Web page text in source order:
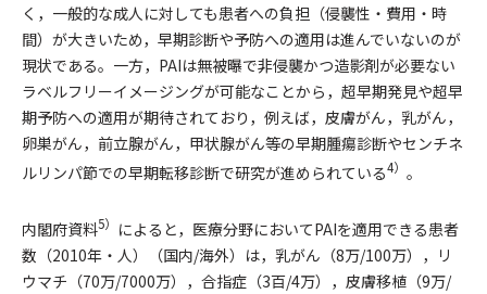
く，一般的な成人に対しても患者への負担（侵襲性・費用・時
間）が大きいため，早期診断や予防への適用は進んでいないのが
現状である。一方，PAIは無被曝で非侵襲かつ造影剤が必要ない
ラベルフリーイメージングが可能なことから，超早期発見や超早
期予防への適用が期待されており，例えば，皮膚がん，乳がん，
卵巣がん，前立腺がん，甲状腺がん等の早期腫瘍診断やセンチネ
ルリンパ節での早期転移診断で研究が進められている4） 。
内閣府資料5） によると，医療分野においてPAIを適用できる患者
数（2010年・人）（国内/海外）は，乳がん（8万/100万），リ
ウマチ（70万/7000万），合指症（3百/4万），皮膚移植（9万/